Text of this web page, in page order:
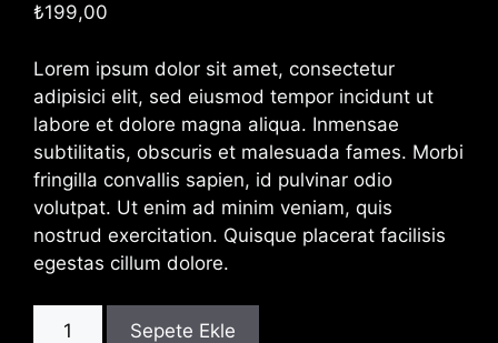
₺199,00
Lorem ipsum dolor sit amet, consectetur
adipisici elit, sed eiusmod tempor incidunt ut
labore et dolore magna aliqua. Inmensae
subtilitatis, obscuris et malesuada fames. Morbi
fringilla convallis sapien, id pulvinar odio
volutpat. Ut enim ad minim veniam, quis
nostrud exercitation. Quisque placerat facilisis
egestas cillum dolore.
Dark
Sepete Ekle